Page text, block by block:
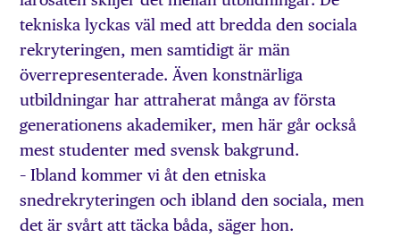
tekniska lyckas väl med att bredda den sociala
rekryteringen, men samtidigt är män
överrepresenterade. Även konstnärliga
utbildningar har attraherat många av första
generationens akademiker, men här går också
mest studenter med svensk bakgrund.
– Ibland kommer vi åt den etniska
snedrekryteringen och ibland den sociala, men
det är svårt att täcka båda, säger hon.